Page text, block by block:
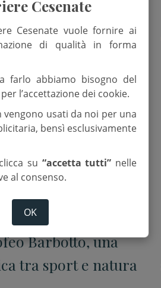
Barbotto, una
tra sport e natura
Cesenate
Cesenate vuole fornire ai
di qualità in forma
farlo abbiamo bisogno del
l’accettazione dei cookie.
usati da noi per una
bensì esclusivamente
su “accetta tutti” nelle
al consenso.
OK